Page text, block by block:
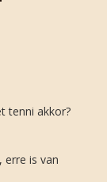
tenni akkor?
erre is van